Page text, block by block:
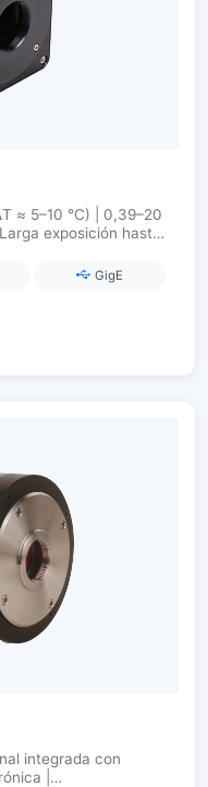
≈ 5–10 °C) | 0,39–20
exposición hasta
GigE
integrada con
|